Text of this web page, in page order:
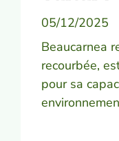
05/12/2025
Beaucarnea
recourbée,
pour sa